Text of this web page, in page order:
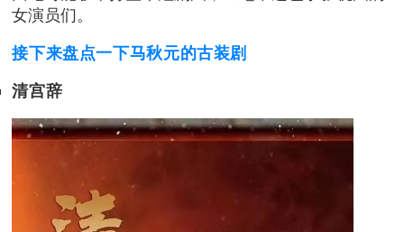
女演员们。
接下来盘点一下马秋元的古装剧
清宫辞